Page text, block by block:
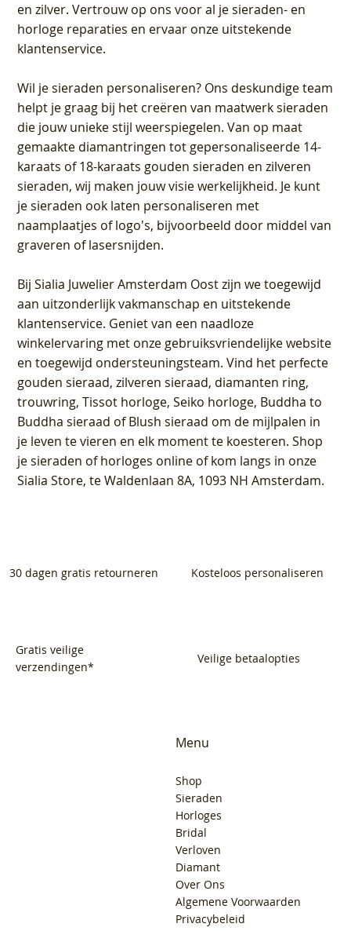
en zilver. Vertrouw op ons voor al je sieraden- en
horloge reparaties en ervaar onze uitstekende
klantenservice.
Wil je sieraden personaliseren? Ons deskundige team
helpt je graag bij het creëren van maatwerk sieraden
die jouw unieke stijl weerspiegelen. Van op maat
gemaakte diamantringen tot gepersonaliseerde 14-
karaats of 18-karaats gouden sieraden en zilveren
sieraden, wij maken jouw visie werkelijkheid. Je kunt
je sieraden ook laten personaliseren met
naamplaatjes of logo's, bijvoorbeeld door middel van
graveren of lasersnijden.
BijSialia Juwelier Amsterdam Oostzijn we toegewijd
aan uitzonderlijk vakmanschap en uitstekende
klantenservice. Geniet van een naadloze
winkelervaring met onze gebruiksvriendelijke website
en toegewijd ondersteuningsteam. Vind het perfecte
gouden sieraad, zilveren sieraad, diamanten ring,
trouwring, Tissot horloge, Seiko horloge, Buddha to
Buddha sieraad of Blush sieraad om de mijlpalen in
je leven te vieren en elk moment te koesteren. Shop
je sieraden of horloges online of kom langs in onze
Sialia Store, te Waldenlaan 8A, 1093 NH Amsterdam.
30 dagen gratis retourneren Kosteloos personaliseren
Gratis veilige
verzendingen*
Veilige betaalopties
Menu
Shop
Sieraden
Horloges
Bridal
Verloven
Diamant
Over Ons
Algemene Voorwaarden
Privacybeleid